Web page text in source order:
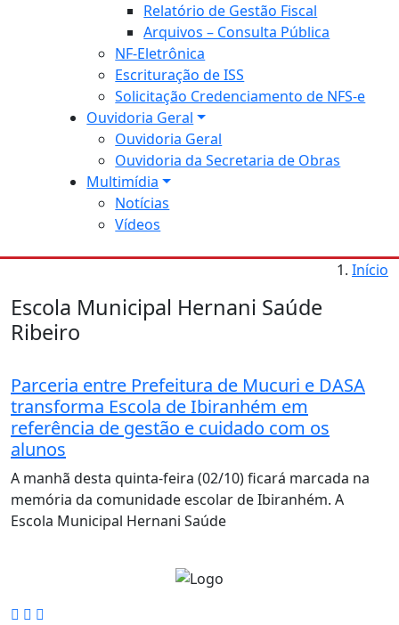
Relatório de Gestão Fiscal
Arquivos – Consulta Pública
NF-Eletrônica
Escrituração de ISS
Solicitação Credenciamento de NFS-e
Ouvidoria Geral
Ouvidoria Geral
Ouvidoria da Secretaria de Obras
Multimídia
Notícias
Vídeos
Início
Escola Municipal Hernani Saúde
Ribeiro
Parceria entre Prefeitura de Mucuri e DASA
transforma Escola de Ibiranhém em
referência de gestão e cuidado com os
alunos
A manhã desta quinta-feira (02/10) ficará marcada na
memória da comunidade escolar de Ibiranhém. A
Escola Municipal Hernani Saúde